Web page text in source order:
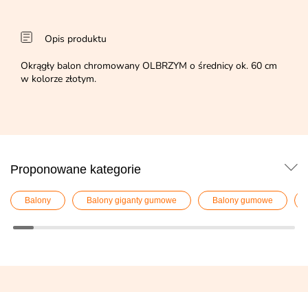
Opis produktu
Okrągły balon chromowany OLBRZYM o średnicy ok. 60 cm
w kolorze złotym.
Proponowane kategorie
Balony Balony giganty gumowe Balony gumowe